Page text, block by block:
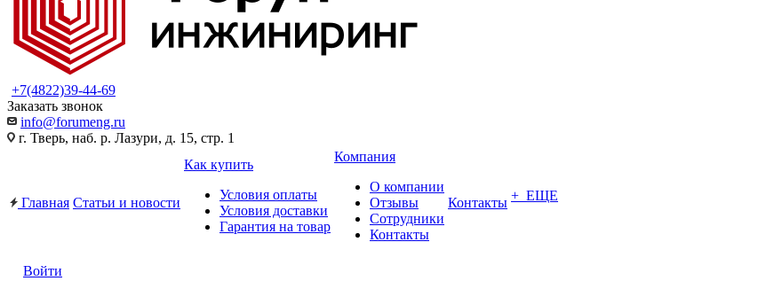
+7(4822)39-44-69
Заказать звонок
info@forumeng.ru
г. Тверь, наб. р. Лазури, д. 15, стр. 1
Главная Статьи и новости
Как купить
Условия оплаты
Условия доставки
Гарантия на товар
Компания
О компании
Отзывы
Сотрудники
Контакты
Контакты + ЕЩЕ
Войти